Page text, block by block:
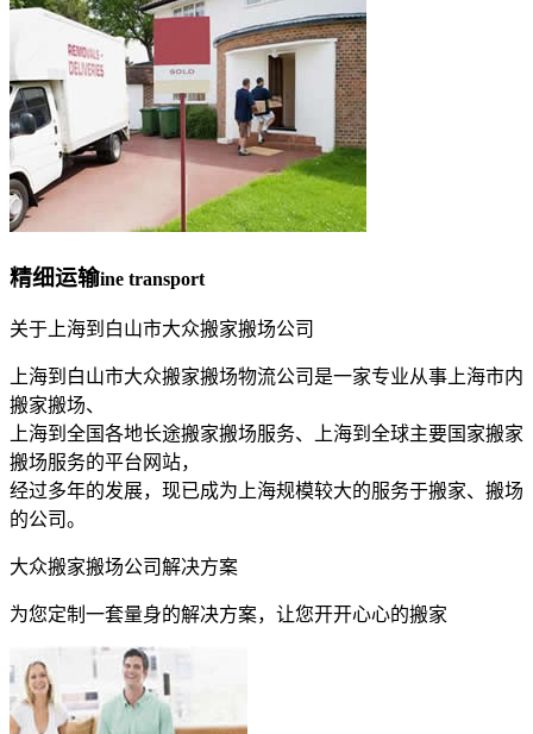
精细运输ine transport
关于上海到白山市大众搬家搬场公司
上海到白山市大众搬家搬场物流公司是一家专业从事上海市内
搬家搬场、
上海到全国各地长途搬家搬场服务、上海到全球主要国家搬家
搬场服务的平台网站，
经过多年的发展，现已成为上海规模较大的服务于搬家、搬场
的公司。
大众搬家搬场公司解决方案
为您定制一套量身的解决方案，让您开开心心的搬家